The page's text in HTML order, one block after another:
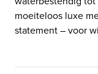
moeiteloos luxe
statement – voor